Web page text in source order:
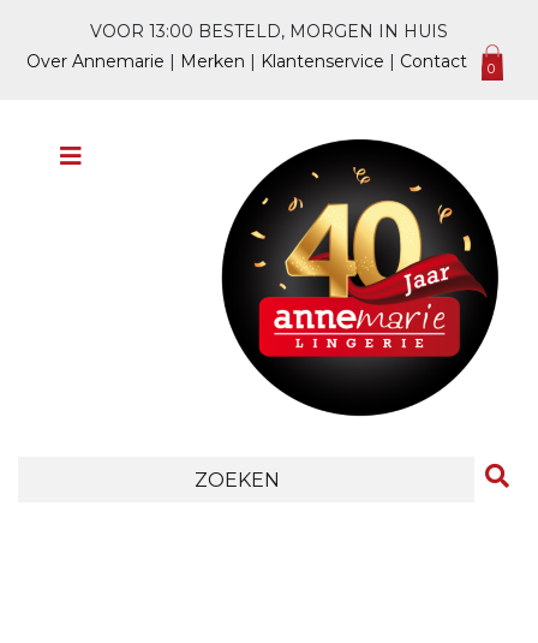
VOOR 13:00 BESTELD, MORGEN IN HUIS
Over Annemarie | Merken | Klantenservice | Contact 0